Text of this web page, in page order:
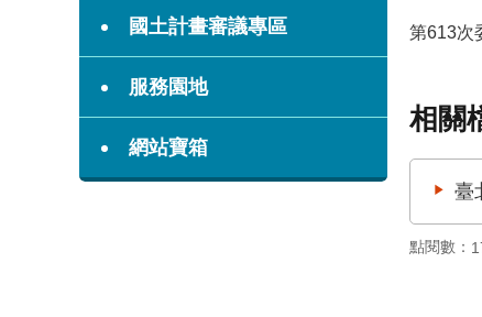
國土計畫審議專區
服務園地
網站寶箱
第613次
相關
臺
點閱數：